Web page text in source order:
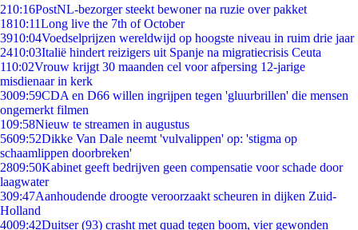
210:16PostNL-bezorger steekt bewoner na ruzie over pakket
1810:11Long live the 7th of October
3910:04Voedselprijzen wereldwijd op hoogste niveau in ruim drie jaar
2410:03Italië hindert reizigers uit Spanje na migratiecrisis Ceuta
110:02Vrouw krijgt 30 maanden cel voor afpersing 12-jarige
misdienaar in kerk
3009:59CDA en D66 willen ingrijpen tegen 'gluurbrillen' die mensen
ongemerkt filmen
109:58Nieuw te streamen in augustus
5609:52Dikke Van Dale neemt 'vulvalippen' op: 'stigma op
schaamlippen doorbreken'
2809:50Kabinet geeft bedrijven geen compensatie voor schade door
laagwater
309:47Aanhoudende droogte veroorzaakt scheuren in dijken Zuid-
Holland
4009:42Duitser (93) crasht met quad tegen boom, vier gewonden